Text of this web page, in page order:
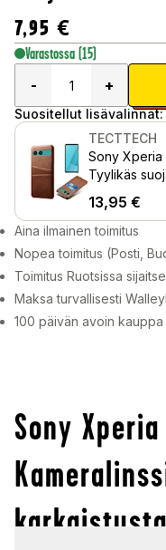
7,95 €
Varastossa (15)
-
+
Suositellut lisävalinnat:
TECTTECH
Sony Xperia
Tyylikäs
Ruskea
13,95 €
Aina ilmainen toimitus
Nopea toimitus (Posti,
Toimitus Ruotsissa
Maksa turvallisesti
100 päivän avoin kauppa
Sony